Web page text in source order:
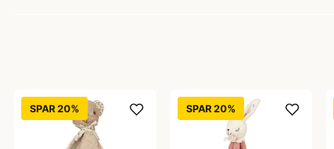
SPAR 20% SPAR 20%